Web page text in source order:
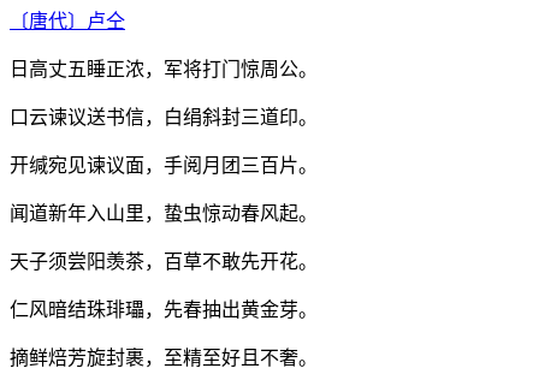
〔唐代〕 卢仝
日高丈五睡正浓，军将打门惊周公。
口云谏议送书信，白绢斜封三道印。
开缄宛见谏议面，手阅月团三百片。
闻道新年入山里，蛰虫惊动春风起。
天子须尝阳羡茶，百草不敢先开花。
仁风暗结珠琲瓃，先春抽出黄金芽。
摘鲜焙芳旋封裹，至精至好且不奢。